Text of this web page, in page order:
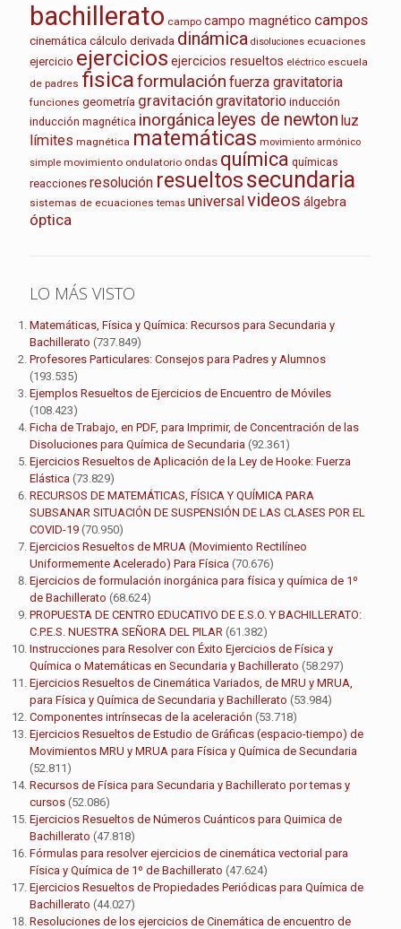
bachillerato campo campo magnético campos
cinemática cálculo derivada dinámica disoluciones ecuaciones
ejercicio ejercicios ejercicios resueltos eléctrico escuela
de padres fisicaformulación fuerza gravitatoria
funciones geometría gravitación gravitatorio inducción
inducción magnética inorgánica leyes de newton luz
límites magnética matemáticas movimiento armónico
simple movimiento ondulatorio ondas química químicas
reacciones resolución resueltossecundaria
sistemas de ecuaciones temas universalvideos álgebra
óptica
LO MÁS VISTO
Matemáticas, Física y Química: Recursos para Secundaria y
Bachillerato (737.849)
Profesores Particulares: Consejos para Padres y Alumnos
(193.535)
Ejemplos Resueltos de Ejercicios de Encuentro de Móviles
(108.423)
Ficha de Trabajo, en PDF, para Imprimir, de Concentración de las
Disoluciones para Química de Secundaria (92.361)
Ejercicios Resueltos de Aplicación de la Ley de Hooke: Fuerza
Elástica (73.829)
RECURSOS DE MATEMÁTICAS, FÍSICA Y QUÍMICA PARA
SUBSANAR SITUACIÓN DE SUSPENSIÓN DE LAS CLASES POR EL
COVID-19 (70.950)
Ejercicios Resueltos de MRUA (Movimiento Rectilíneo
Uniformemente Acelerado) Para Física (70.676)
Ejercicios de formulación inorgánica para física y química de 1º
de Bachillerato (68.624)
PROPUESTA DE CENTRO EDUCATIVO DE E.S.O. Y BACHILLERATO:
C.P.E.S. NUESTRA SEÑORA DEL PILAR (61.382)
Instrucciones para Resolver con Éxito Ejercicios de Física y
Química o Matemáticas en Secundaria y Bachillerato (58.297)
Ejercicios Resueltos de Cinemática Variados, de MRU y MRUA,
para Física y Química de Secundaria y Bachillerato (53.984)
Componentes intrínsecas de la aceleración (53.718)
Ejercicios Resueltos de Estudio de Gráficas (espacio-tiempo) de
Movimientos MRU y MRUA para Física y Química de Secundaria
(52.811)
Recursos de Física para Secundaria y Bachillerato por temas y
cursos (52.086)
Ejercicios Resueltos de Números Cuánticos para Quimica de
Bachillerato (47.818)
Fórmulas para resolver ejercicios de cinemática vectorial para
Física y Química de 1º de Bachillerato (47.624)
Ejercicios Resueltos de Propiedades Periódicas para Química de
Bachillerato (44.027)
Resoluciones de los ejercicios de Cinemática de encuentro de